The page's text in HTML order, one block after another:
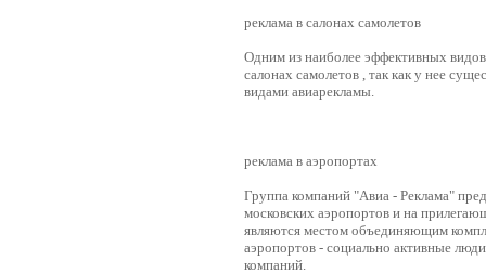
реклама в салонах самолетов
Одним из наиболее эффективных
салонах самолетов , так как у нее
видами авиарекламы.
реклама в аэропортах
Группа компаний "Авиа - Реклама"
московских аэропортов и на
являются местом объединяющим
аэропортов - социально активные
компаний.